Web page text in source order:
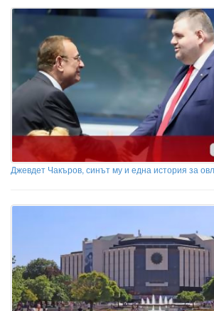
Джевдет Чакъров, синът му и една история за